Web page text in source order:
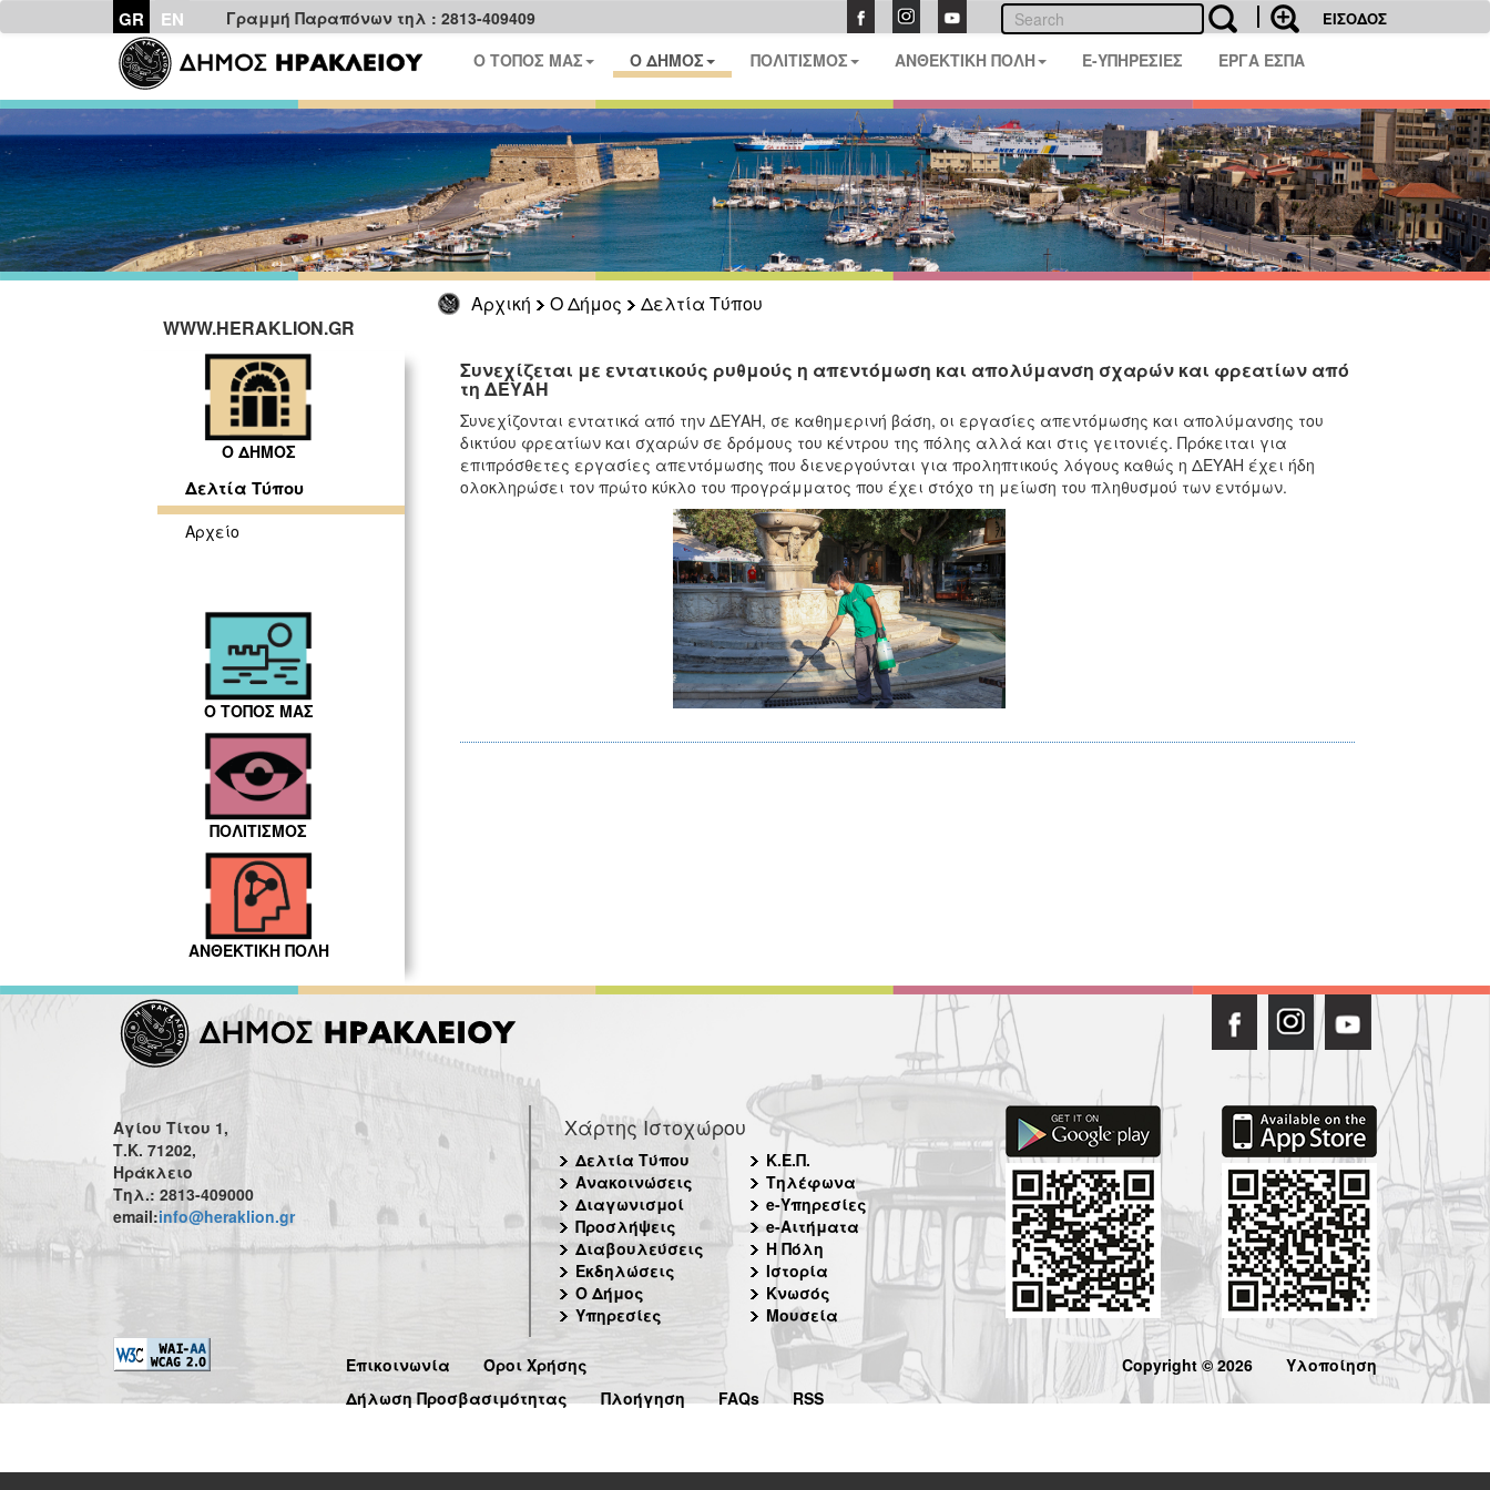
GR EN Γραμμή Παραπόνων τηλ : 2813-409409 ΕΙΣΟΔΟΣ
Ο ΤΟΠΟΣ ΜΑΣ Ο ΔΗΜΟΣ ΠΟΛΙΤΙΣΜΟΣ ΑΝΘΕΚΤΙΚΗ ΠΟΛΗ E-ΥΠΗΡΕΣΙΕΣ ΕΡΓΑ ΕΣΠΑ
Αρχική Ο Δήμος
Δελτία Τύπου
WWW.HERAKLION.GR
Ο ΔΗΜΟΣ
Δελτία Τύπου
Αρχείο
Ο ΤΟΠΟΣ ΜΑΣ
ΠΟΛΙΤΙΣΜΟΣ
ΑΝΘΕΚΤΙΚΗ ΠΟΛΗ
Συνεχίζεται με εντατικούς ρυθμούς η απεντόμωση και απολύμανση σχαρών και φρεατίων από
τη ΔΕΥΑΗ
Συνεχίζονται εντατικά από την ΔΕΥΑΗ, σε καθημερινή βάση, οι εργασίες απεντόμωσης και απολύμανσης του
δικτύου φρεατίων και σχαρών σε δρόμους του κέντρου της πόλης αλλά και στις γειτονιές. Πρόκειται για
επιπρόσθετες εργασίες απεντόμωσης που διενεργούνται για προληπτικούς λόγους καθώς η ΔΕΥΑΗ έχει ήδη
ολοκληρώσει τον πρώτο κύκλο του προγράμματος που έχει στόχο τη μείωση του πληθυσμού των εντόμων.
Αγίου Τίτου 1,
Τ.Κ. 71202,
Ηράκλειο
Τηλ.: 2813-409000
email:info@heraklion.gr
Χάρτης Ιστοχώρου
Δελτία Τύπου
Ανακοινώσεις
Διαγωνισμοί
Προσλήψεις
Διαβουλεύσεις
Εκδηλώσεις
Ο Δήμος
Υπηρεσίες
Κ.Ε.Π.
Τηλέφωνα
e-Υπηρεσίες
e-Αιτήματα
Η Πόλη
Ιστορία
Κνωσός
Μουσεία
Επικοινωνία
Όροι Χρήσης
Δήλωση Προσβασιμότητας
Πλοήγηση FAQs RSS
Copyright © 2026 Υλοποίηση